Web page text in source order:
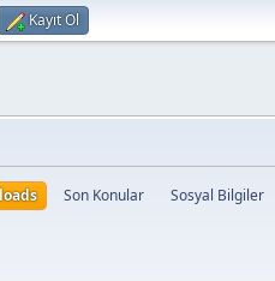
Kayıt Ol
Son Konular Sosyal Bilgiler